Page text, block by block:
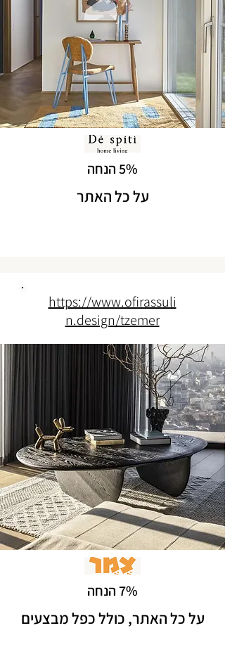
5% הנחה
על כל האתר
https://www.ofirassuli
n.design/tzemer
7% הנחה
על כל האתר, כולל כפל מבצעים